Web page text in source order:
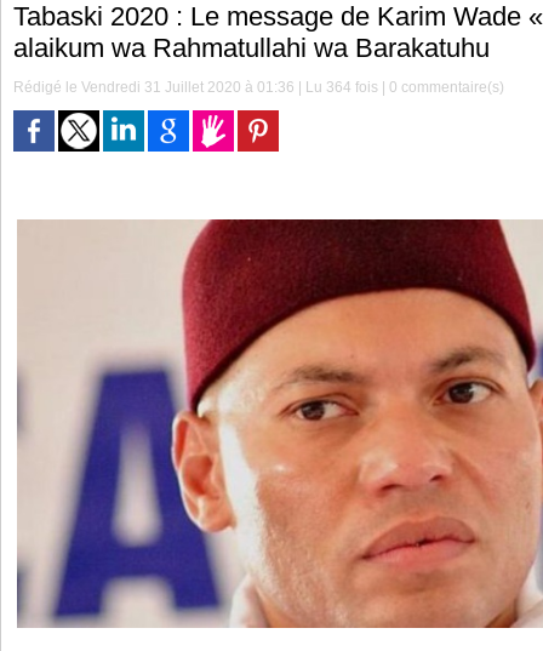
Tabaski 2020 : Le message de Karim Wade
alaikum wa Rahmatullahi wa Barakatuhu
Rédigé le Vendredi 31 Juillet 2020 à 01:36 | Lu 364 fois |0 commentaire(s)